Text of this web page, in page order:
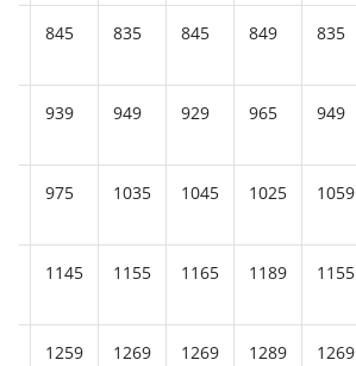
845 835 845 849 835
939 949 929 965 949
975 1035 1045 1025 1059
1145 1155 1165 1189 1155
1259 1269 1269 1289 1269